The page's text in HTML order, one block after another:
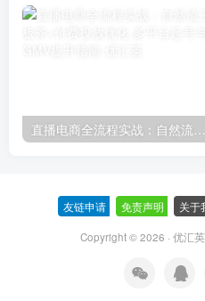
直播电商全流程实战：自然流三板斧+付费投放优化,多平台起号与GMV提升指南
友链申请 免责声明 关于
Copyright © 2026 · 优汇英